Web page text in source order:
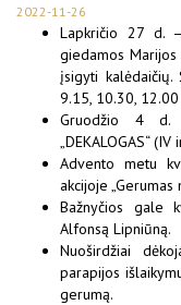
2022-11-26
Lapkričio 27 d.
giedamos
įsigyti kalėdaičių.
9.15, 10.30,
Gruodžio 4 d.
„DEKALOGAS“
Advento metu
akcijoje „Gerumas
Bažnyčios gale
Alfonsą Lipniūną.
Nuoširdžiai
parapijos
gerumą.